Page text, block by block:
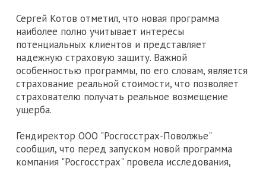
Сергей Котов отметил, что новая программа
наиболее полно учитывает интересы
потенциальных клиентов и представляет
надежную страховую защиту. Важной
особенностью программы, по его словам, является
страхование реальной стоимости, что позволяет
страхователю получать реальное возмещение
ущерба.
Гендиректор ООО "Росгосстрах-Поволжье"
сообщил, что перед запуском новой программа
компания "Росгосстрах" провела исследования,